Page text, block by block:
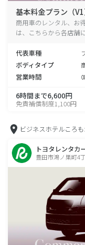
基本料金プラン（V1
商用車のレンタル、お
は、こちらから各店舗
代表車種
ボディタイプ
営業時間
6時間まで6,600円
免責補償制度1,100円
ビジネスホテルころ
トヨタレンタカ
豊田市鴻ノ巣町4